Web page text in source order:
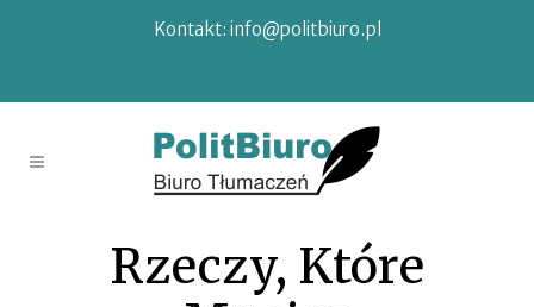
Kontakt: info@politbiuro.pl
Rzeczy, Które